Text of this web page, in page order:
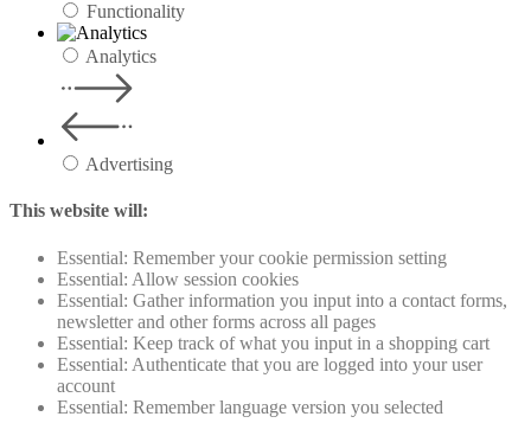
Functionality
Analytics
Advertising
This website will:
Essential: Remember your cookie permission setting
Essential: Allow session cookies
Essential: Gather information you input into a contact forms,
newsletter and other forms across all pages
Essential: Keep track of what you input in a shopping cart
Essential: Authenticate that you are logged into your user
account
Essential: Remember language version you selected